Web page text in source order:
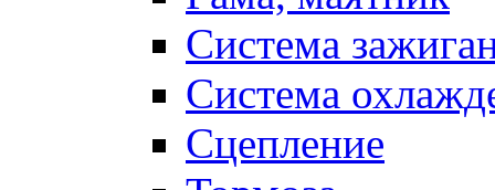
Система
Система
Сцепление